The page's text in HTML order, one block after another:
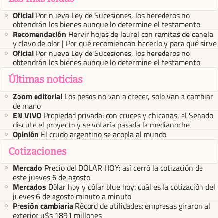
Oficial Por nueva Ley de Sucesiones, los herederos no
obtendrán los bienes aunque lo determine el testamento
Recomendación Hervir hojas de laurel con ramitas de canela
y clavo de olor | Por qué recomiendan hacerlo y para qué sirve
Oficial Por nueva Ley de Sucesiones, los herederos no
obtendrán los bienes aunque lo determine el testamento
Últimas noticias
Zoom editorial Los pesos no van a crecer, solo van a cambiar
de mano
EN VIVO Propiedad privada: con cruces y chicanas, el Senado
discute el proyecto y se votaría pasada la medianoche
Opinión El crudo argentino se acopla al mundo
Cotizaciones
Mercado Precio del DÓLAR HOY: así cerró la cotización de
este jueves 6 de agosto
Mercados Dólar hoy y dólar blue hoy: cuál es la cotización del
jueves 6 de agosto minuto a minuto
Presión cambiaria Récord de utilidades: empresas giraron al
exterior u$s 1891 millones